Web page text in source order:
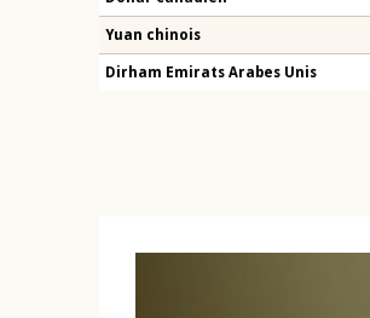
Yuan chinois
Dirham Emirats Arabes Unis